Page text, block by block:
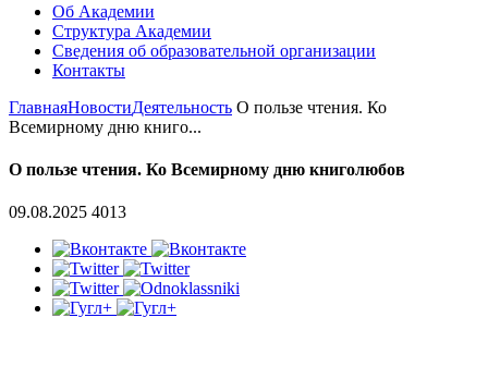
Об Академии
Структура Академии
Сведения об образовательной организации
Контакты
ГлавнаяНовостиДеятельность О пользе чтения. Ко
Всемирному дню книго...
О пользе чтения. Ко Всемирному дню книголюбов
09.08.2025 4013